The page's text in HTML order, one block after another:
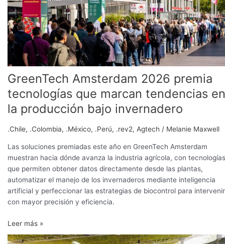
GreenTech Amsterdam 2026 premia
tecnologías que marcan tendencias en
la producción bajo invernadero
.Chile, .Colombia, .México, .Perú, .rev2, Agtech / Melanie Maxwell
Las soluciones premiadas este año en GreenTech Amsterdam
muestran hacia dónde avanza la industria agrícola, con tecnologías
que permiten obtener datos directamente desde las plantas,
automatizar el manejo de los invernaderos mediante inteligencia
artificial y perfeccionar las estrategias de biocontrol para intervenir
con mayor precisión y eficiencia.
en
la
producción
bajo
invernadero
Leer más »
Produce